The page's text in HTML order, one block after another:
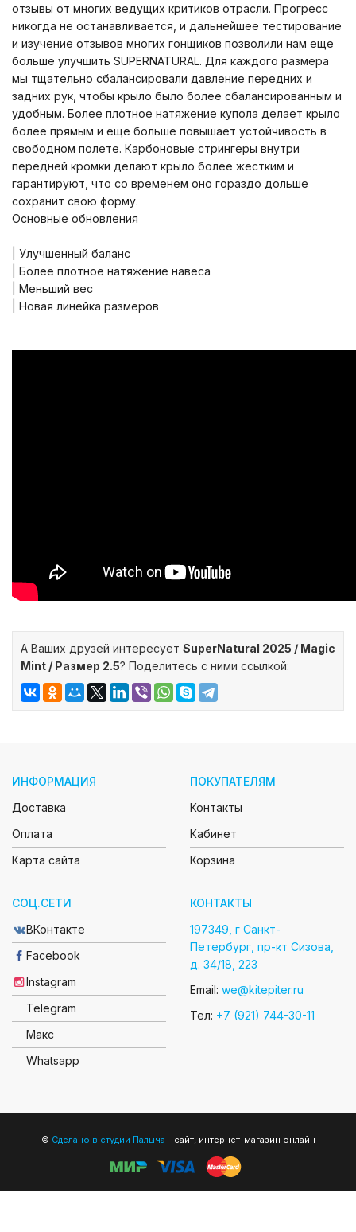
отзывы от многих ведущих критиков отрасли. Прогресс
никогда не останавливается, и дальнейшее тестирование
и изучение отзывов многих гонщиков позволили нам еще
больше улучшить SUPERNATURAL. Для каждого размера
мы тщательно сбалансировали давление передних и
задних рук, чтобы крыло было более сбалансированным и
удобным. Более плотное натяжение купола делает крыло
более прямым и еще больше повышает устойчивость в
свободном полете. Карбоновые стрингеры внутри
передней кромки делают крыло более жестким и
гарантируют, что со временем оно гораздо дольше
сохранит свою форму.
Основные обновления
| Улучшенный баланс
| Более плотное натяжение навеса
| Меньший вес
| Новая линейка размеров
А Ваших друзей интересует SuperNatural 2025 / Magic
Mint / Размер 2.5? Поделитесь с ними ссылкой:
ИНФОРМАЦИЯ
Доставка
Оплата
Карта сайта
ПОКУПАТЕЛЯМ
Контакты
Кабинет
Корзина
CОЦ.СЕТИ
ВКонтакте
Facebook
Instagram
Telegram
Макс
Whatsapp
КОНТАКТЫ
197349, г Санкт-
Петербург, пр-кт Сизова,
д. 34/18, 223
Email: we@kitepiter.ru
Тел: +7 (921) 744-30-11
© Сделано в студии Палыча - сайт, интернет-магазин онлайн